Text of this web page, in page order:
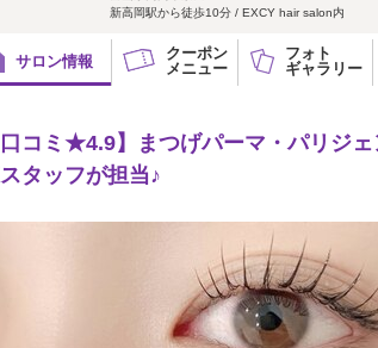
新高岡駅から徒歩10分 / EXCY hair salon内
サロン情報
クーポン
メニュー
フォト
ギャラリー
口コミ★4.9】まつげパーマ・パリジ
タッフが担当♪